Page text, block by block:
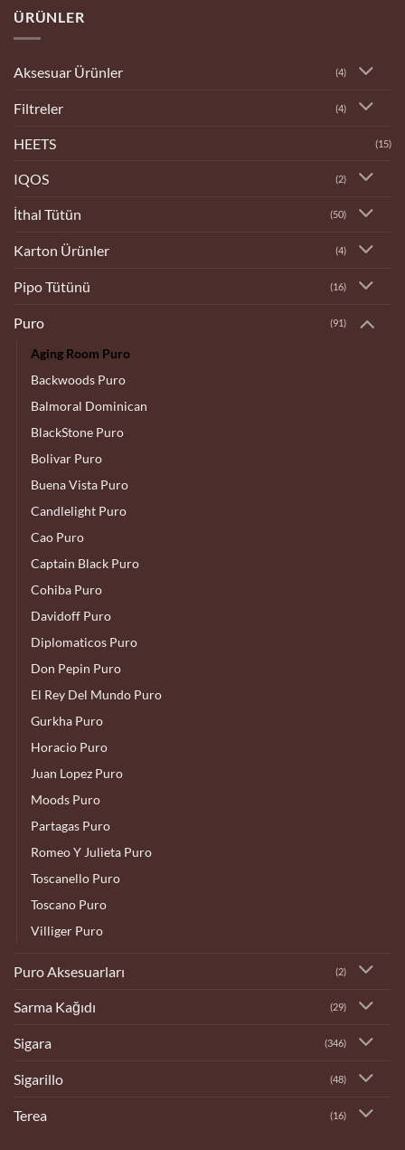
Dükkanı
ÜRÜNLER
Aksesuar Ürünler (4)
Filtreler (4)
HEETS (15)
IQOS (2)
İthal Tütün (50)
Karton Ürünler (4)
Pipo Tütünü (16)
Puro (91)
Aging Room Puro
Backwoods Puro
Balmoral Dominican
BlackStone Puro
Bolivar Puro
Buena Vista Puro
Candlelight Puro
Cao Puro
Captain Black Puro
Cohiba Puro
Davidoff Puro
Diplomaticos Puro
Don Pepin Puro
El Rey Del Mundo Puro
Gurkha Puro
Horacio Puro
Juan Lopez Puro
Moods Puro
Partagas Puro
Romeo Y Julieta Puro
Toscanello Puro
Toscano Puro
Villiger Puro
Puro Aksesuarları (2)
Sarma Kağıdı (29)
Sigara (346)
Sigarillo (48)
Terea (16)